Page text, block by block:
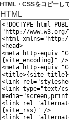
HTML・CSSをコピーし
HTML